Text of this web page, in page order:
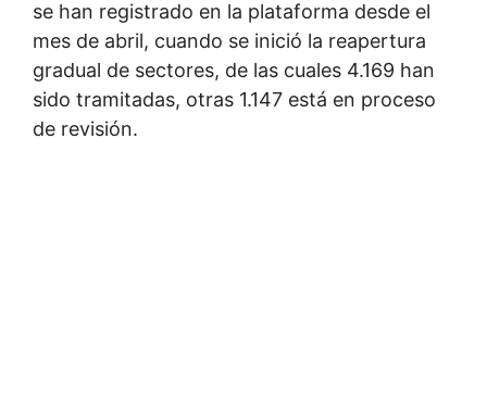
se han registrado en la plataforma desde el
mes de abril, cuando se inició la reapertura
gradual de sectores, de las cuales 4.169 han
sido tramitadas, otras 1.147 está en proceso
de revisión.